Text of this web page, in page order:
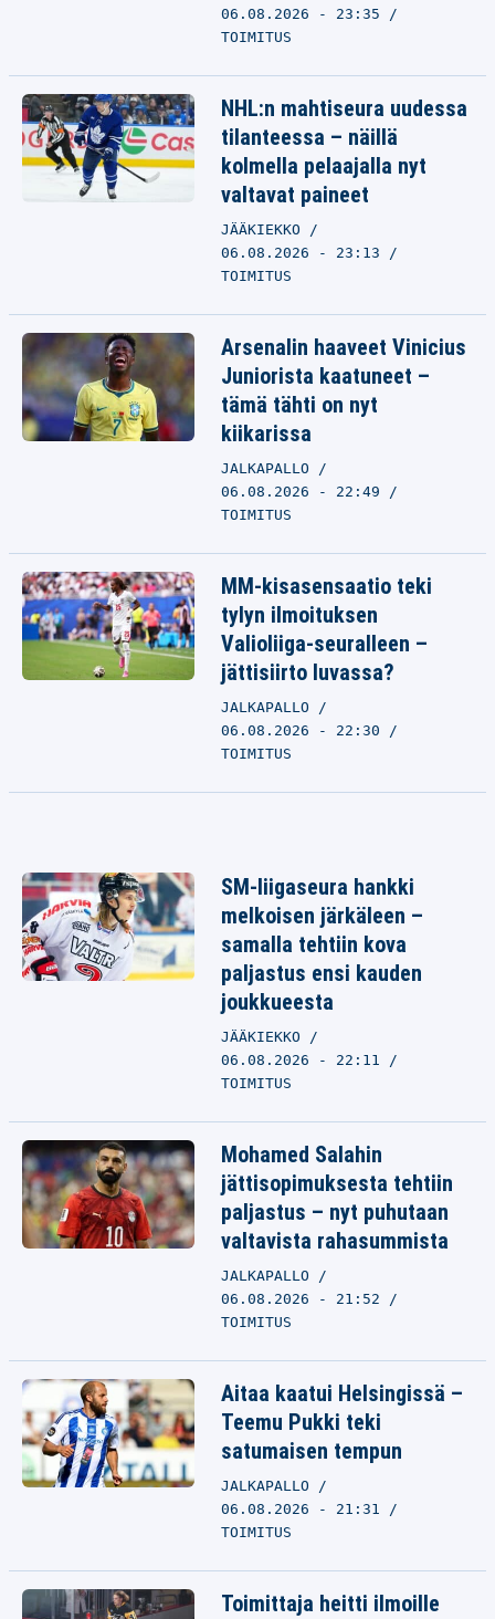
06.08.2026 - 23:35
TOIMITUS
NHL:n mahtiseura uudessa
tilanteessa – näillä
kolmella pelaajalla nyt
valtavat paineet
JÄÄKIEKKO
06.08.2026 - 23:13
TOIMITUS
Arsenalin haaveet Vinicius
Juniorista kaatuneet –
tämä tähti on nyt
kiikarissa
JALKAPALLO
06.08.2026 - 22:49
TOIMITUS
MM-kisasensaatio teki
tylyn ilmoituksen
Valioliiga-seuralleen –
jättisiirto luvassa?
JALKAPALLO
06.08.2026 - 22:30
TOIMITUS
SM-liigaseura hankki
melkoisen järkäleen –
samalla tehtiin kova
paljastus ensi kauden
joukkueesta
JÄÄKIEKKO
06.08.2026 - 22:11
TOIMITUS
Mohamed Salahin
jättisopimuksesta tehtiin
paljastus – nyt puhutaan
valtavista rahasummista
JALKAPALLO
06.08.2026 - 21:52
TOIMITUS
Aitaa kaatui Helsingissä –
Teemu Pukki teki
satumaisen tempun
JALKAPALLO
06.08.2026 - 21:31
TOIMITUS
Toimittaja heitti ilmoille